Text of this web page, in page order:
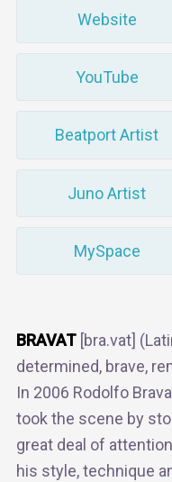
Website
YouTube
Beatport Artist
Juno Artist
MySpace
BRAVAT [bra.vat]
determined, brave,
In 2006 Rodolfo
took the scene by
great deal of
his style, technique